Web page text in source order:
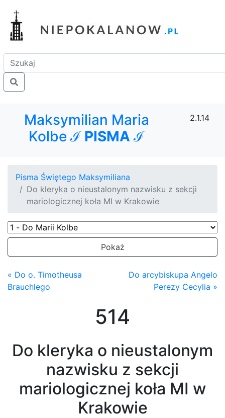
Maksymilian Maria
Kolbe ℐ PISMA ℐ
2.1.14
Pisma Świętego Maksymiliana
Do kleryka o nieustalonym nazwisku z sekcji
mariologicznej koła MI w Krakowie
Pokaż
« Do o. Timotheusa
Brauchlego
Do arcybiskupa Angelo
Perezy Cecylia »
514
Do kleryka o nieustalonym
nazwisku z sekcji
mariologicznej koła MI w
Krakowie